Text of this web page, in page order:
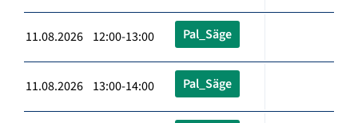
11.08.2026 12:00-13:00 Pal_Säge
11.08.2026 13:00-14:00 Pal_Säge